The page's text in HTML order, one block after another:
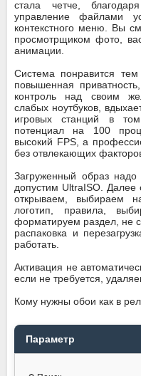
стала четче,
управление файлами
контекстного меню. Вы
просмотрщиком фото,
анимации.
Система понравится
повышенная
контроль над своим
слабых ноутбуков,
игровых станций в
потенциал на 100
высокий FPS, а
без отвлекающих
Загруженный образ
допустим UltraISO.
открываем, выбираем
логотип, правила,
форматируем раздел, не
распаковка и
работать.
Активация не
если не требуется,
Кому нужны обои как в
Параметр